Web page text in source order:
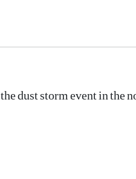
dust storm event in the